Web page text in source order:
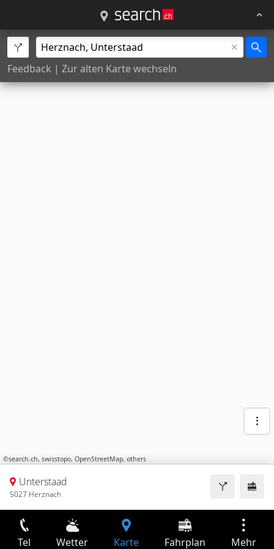
Feedback | Zur alten Karte wechseln
©search.ch, swisstopo, OpenStreetMap, others
Unterstaad
5027 Herznach
Tel Wetter Karte Fahrplan Mehr